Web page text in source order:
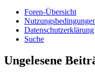
Foren-Übersicht
Datenschutzerklärung
Suche
Ungelesene